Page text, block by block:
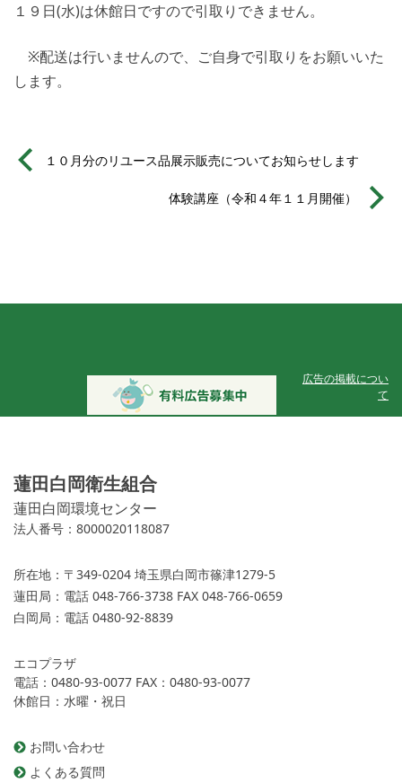
１９日(水)は休館日ですので引取りできません。
※配送は行いませんので、ご自身で引取りをお願いいた
します。
１０月分のリユース品展示販売についてお知らせします
体験講座（令和４年１１月開催）
広告の掲載につい
て
蓮田白岡衛生組合
蓮田白岡環境センター
法人番号：8000020118087
所在地： 〒349-0204 埼玉県白岡市篠津1279-5
蓮田局： 電話 048-766-3738 FAX 048-766-0659
白岡局： 電話 0480-92-8839
エコプラザ
電話：0480-93-0077 FAX：0480-93-0077
休館日：水曜・祝日
お問い合わせ
よくある質問